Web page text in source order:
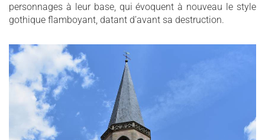
personnages à leur base, qui évoquent à nouveau le style
gothique flamboyant, datant d’avant sa destruction.